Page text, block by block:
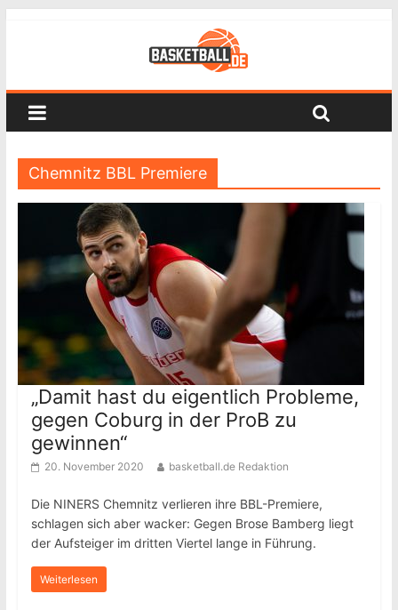
Chemnitz BBL Premiere
„Damit hast du eigentlich Probleme,
gegen Coburg in der ProB zu
gewinnen“
20. November 2020 basketball.de Redaktion
Die NINERS Chemnitz verlieren ihre BBL-Premiere,
schlagen sich aber wacker: Gegen Brose Bamberg liegt
der Aufsteiger im dritten Viertel lange in Führung.
Weiterlesen